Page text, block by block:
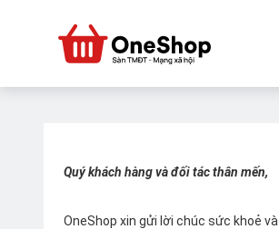
Quý khách hàng và đối tác thân mến,
OneShop xin gửi lời chúc sức khoẻ